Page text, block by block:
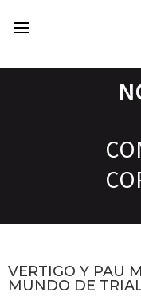
VERTIGO Y PAU
MUNDO DE